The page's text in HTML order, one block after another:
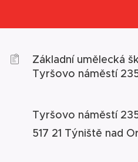
Základní umělecká
Tyršovo náměstí
Tyršovo náměstí
517 21 Týniště nad